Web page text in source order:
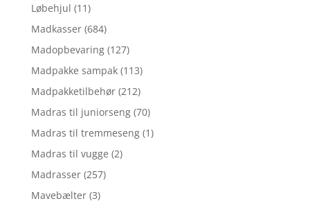
Løbehjul (11)
Madkasser (684)
Madopbevaring (127)
Madpakke sampak (113)
Madpakketilbehør (212)
Madras til juniorseng (70)
Madras til tremmeseng (1)
Madras til vugge (2)
Madrasser (257)
Mavebælter (3)